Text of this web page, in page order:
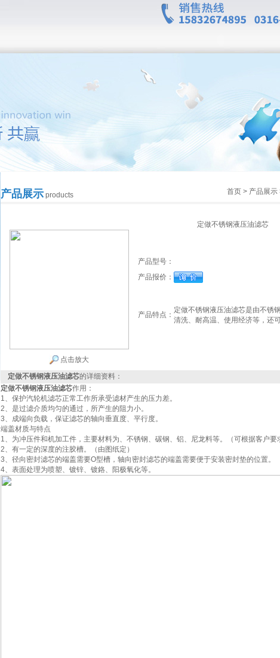
产品展示products 首页> 产品展示
定做不锈钢液压油滤芯
点击放大
产品型号：
产品报价：
产品特点：
定做不锈钢液压油滤芯是由不锈
清洗、耐高温、使用经济等，还
定做不锈钢液压油滤芯的详细资料：
定做不锈钢液压油滤芯作用：
1、保护汽轮机滤芯正常工作所承受滤材产生的压力差。
2、是过滤介质均匀的通过，所产生的阻力小。
3、成端向负载，保证滤芯的轴向垂直度、平行度。
端盖材质与特点
1、为冲压件和机加工件，主要材料为、不锈钢、碳钢、铝、尼龙料等。（可根据客户要
2、有一定的深度的注胶槽。（由图纸定）
3、径向密封滤芯的端盖需要O型槽，轴向密封滤芯的端盖需要便于安装密封垫的位置。
4、表面处理为喷塑、镀锌、镀鉻、阳极氧化等。